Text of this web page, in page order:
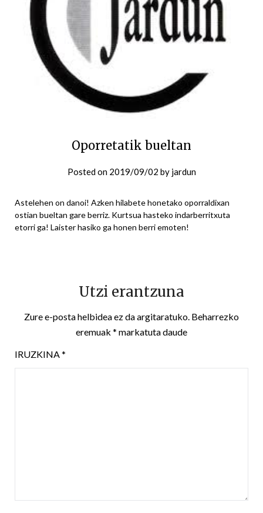
Oporretatik bueltan
Posted on 2019/09/02 by jardun
Astelehen on danoi! Azken hilabete honetako oporraldixan
ostian bueltan gare berriz. Kurtsua hasteko indarberritxuta
etorri ga! Laister hasiko ga honen berri emoten!
Utzi erantzuna
Zure e-posta helbidea ez da argitaratuko. Beharrezko
eremuak * markatuta daude
IRUZKINA*